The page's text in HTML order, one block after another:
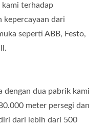
terhadap
kepercayaan dari
seperti ABB, Festo,
dengan dua pabrik kami
meter persegi dan
dari lebih dari 500